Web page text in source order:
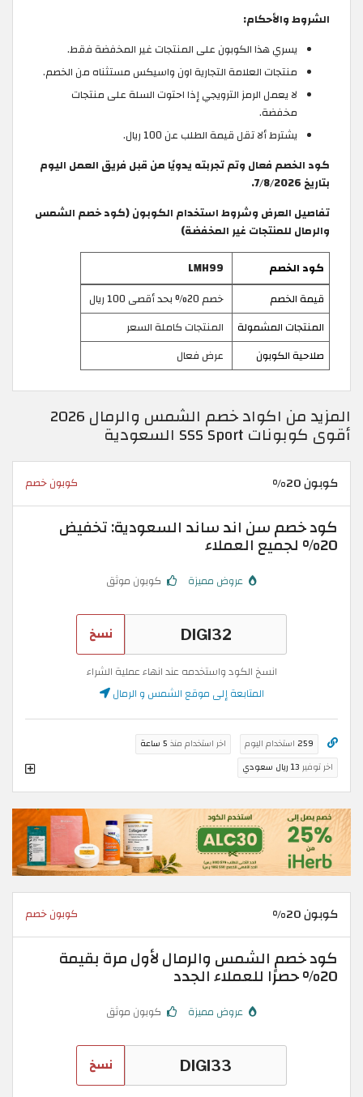
الشروط والأحكام:
يسري هذا الكوبون على المنتجات غير المخفضة فقط.
منتجات العلامة التجارية اون واسيكس مستثناه من الخصم.
لا يعمل الرمز الترويجي إذا احتوت السلة على منتجات
مخفضة.
يشترط ألا تقل قيمة الطلب عن 100 ريال.
كود الخصم فعال وتم تجربته يدويًا من قبل فريق العمل اليوم
بتاريخ 7/8/2026.
تفاصيل العرض وشروط استخدام الكوبون (كود خصم الشمس
والرمال للمنتجات غير المخفضة)
كود الخصم
LMH99
قيمة الخصم
خصم 20% بحد أقصى 100 ريال
المنتجات المشمولة
المنتجات كاملة السعر
صلاحية الكوبون
عرض فعال
المزيد من اكواد خصم الشمس والرمال 2026
أقوى كوبونات SSS Sport السعودية
كوبون 20% كوبون خصم
كود خصم سن اند ساند السعودية: تخفيض
20% لجميع العملاء
عروض مميزة كوبون موثق
نسخ
انسخ الكود واستخدمه عند انهاء عملية الشراء
المتابعة إلى موقع الشمس و الرمال
259 استخدام اليوم اخر استخدام منذ 5 ساعة
اخر توفير 13 ريال سعودي
كوبون 20% كوبون خصم
كود خصم الشمس والرمال لأول مرة بقيمة
20% حصرًا للعملاء الجدد
عروض مميزة كوبون موثق
نسخ